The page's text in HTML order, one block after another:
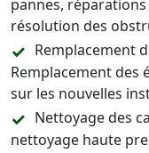
pannes,
résolution des
Remplacement
Remplacement des
sur les nouvelles
Nettoyage des
nettoyage haute